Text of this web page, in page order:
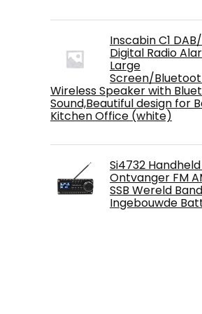
Inscabin C1
Digital Radio
Large
Screen/
Wireless Speaker with
Sound,Beautiful design for
Kitchen Office (white)
Si4732
Ontvanger FM
SSB Wereld
Ingebouwde